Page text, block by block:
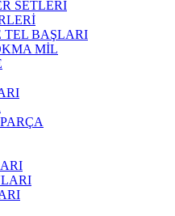
SETLERİ
TEL BAŞLARI
MİL